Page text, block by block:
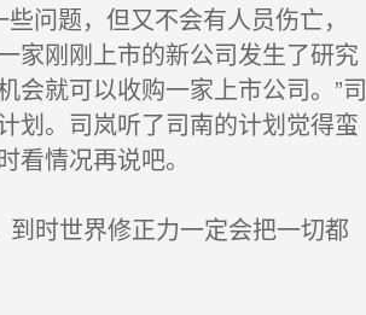
问题，但又不会有人员伤亡，
家刚刚上市的新公司发生了研究
会就可以收购一家上市公司。”司
划。司岚听了司南的计划觉得蛮
情况再说吧。
时世界修正力一定会把一切都